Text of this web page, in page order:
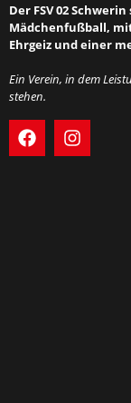
Der FSV 02
Mädchenfußball,
Ehrgeiz und einer
Ein Verein, in dem
stehen.